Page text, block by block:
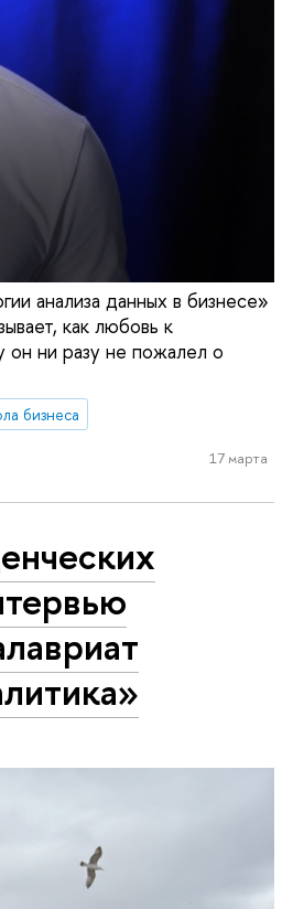
анализа данных в бизнесе»
как любовь к
он ни разу не пожалел о
бизнеса
17 марта